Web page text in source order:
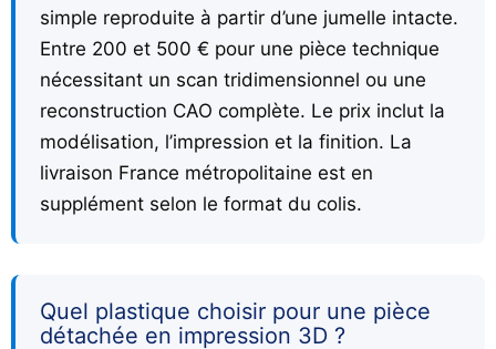
simple reproduite à partir d’une jumelle intacte.
Entre 200 et 500 € pour une pièce technique
nécessitant un scan tridimensionnel ou une
reconstruction CAO complète. Le prix inclut la
modélisation, l’impression et la finition. La
livraison France métropolitaine est en
supplément selon le format du colis.
Quel plastique choisir pour une pièce
détachée en impression 3D ?